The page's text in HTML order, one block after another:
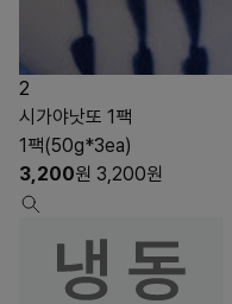
2
시가야낫또 1팩
1팩(50g*3ea)
3,200원 3,200원